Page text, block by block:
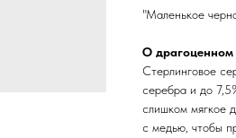
"Маленькое
О драгоценном
Стерлинговое
серебра и до
слишком мягкое
с медью, чтобы